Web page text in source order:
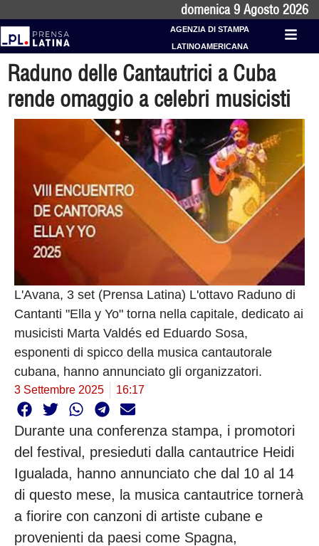
domenica 9 Agosto 2026
AGENZIA DI STAMPA
LATINOAMERICANA
Raduno delle Cantautrici a Cuba
rende omaggio a celebri musicisti
L'Avana, 3 set (Prensa Latina) L'ottavo Raduno di
Cantanti "Ella y Yo" torna nella capitale, dedicato ai
musicisti Marta Valdés ed Eduardo Sosa,
esponenti di spicco della musica cantautorale
cubana, hanno annunciato gli organizzatori.
3 Settembre 2025 16:17
Durante una conferenza stampa, i promotori
del festival, presieduti dalla cantautrice Heidi
Igualada, hanno annunciato che dal 10 al 14
di questo mese, la musica cantautrice tornerà
a fiorire con canzoni di artiste cubane e
provenienti da paesi come Spagna,